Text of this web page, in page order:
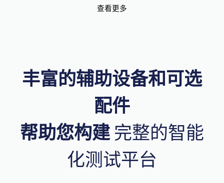
查看更多
丰富的辅助设备和可选
配件
帮助您构建 完整的智能
化测试平台